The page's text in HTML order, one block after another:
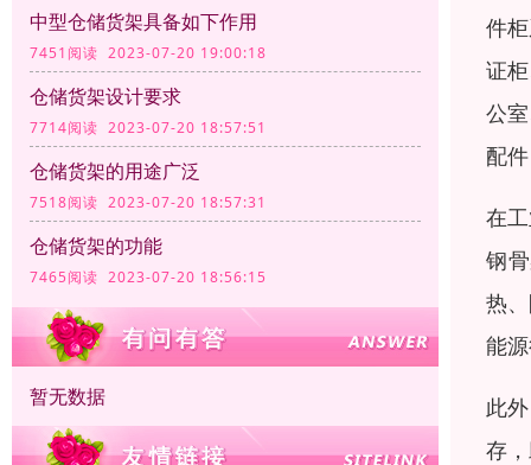
中型仓储货架具备如下作用
7451阅读 2023-07-20 19:00:18
仓储货架设计要求
7714阅读 2023-07-20 18:57:51
仓储货架的用途广泛
7518阅读 2023-07-20 18:57:31
仓储货架的功能
7465阅读 2023-07-20 18:56:15
暂无数据
件
证
公
配
在
钢
热
能
此
存